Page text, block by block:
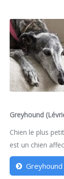
Greyhound
Chien le plus
est un chien